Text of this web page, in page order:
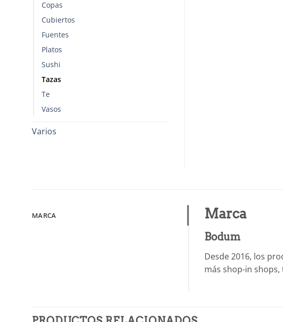
Copas
Cubiertos
Fuentes
Platos
Sushi
Tazas
Te
Vasos
Varios
MARCA Marca
Bodum
Desde 2016, los
más shop-in